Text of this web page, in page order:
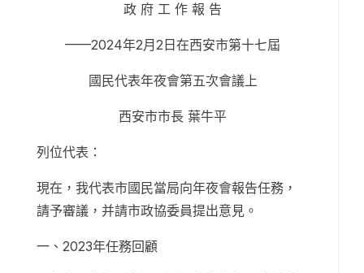
政 府 工 作 報 告
——2024年2月2日在西安市第十七屆
國民代表年夜會第五次會議上
西安市市長 葉牛平
列位代表：
現在，我代表市國民當局向年夜會報告任務，
請予審議，并請市政協委員提出意見。
一、2023年任務回顧